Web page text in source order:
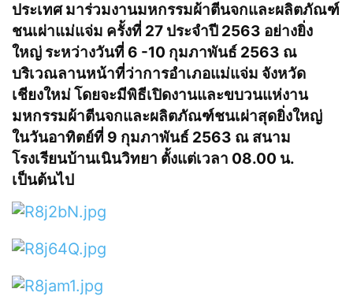
ประเทศ มาร่วมงานมหกรรมผ้าตีนจกและผลิตภัณฑ์
ชนเผ่าแม่แจ่ม ครั้งที่ 27 ประจำปี 2563 อย่างยิ่ง
ใหญ่ ระหว่างวันที่ 6 -10 กุมภาพันธ์ 2563 ณ
บริเวณลานหน้าที่ว่าการอำเภอแม่แจ่ม จังหวัด
เชียงใหม่ โดยจะมีพิธีเปิดงานและขบวนแห่งาน
มหกรรมผ้าตีนจกและผลิตภัณฑ์ชนเผ่าสุดยิ่งใหญ่
ในวันอาทิตย์ที่ 9 กุมภาพันธ์ 2563 ณ สนาม
โรงเรียนบ้านเนินวิทยา ตั้งแต่เวลา 08.00 น.
เป็นต้นไป